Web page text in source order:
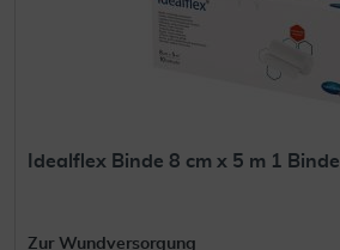
Idealflex Binde 8 cm x 5 m 1 Binde
Zur Wundversorgung